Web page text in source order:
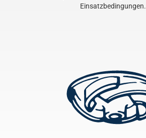
Einsatzbedingungen.